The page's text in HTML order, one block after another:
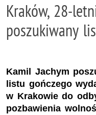
Kraków, 28-
poszukiwany
Kamil Jachym
listu gończego
w Krakowie do
pozbawienia